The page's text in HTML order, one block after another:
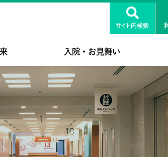
サイト内検索
入院・お見舞い